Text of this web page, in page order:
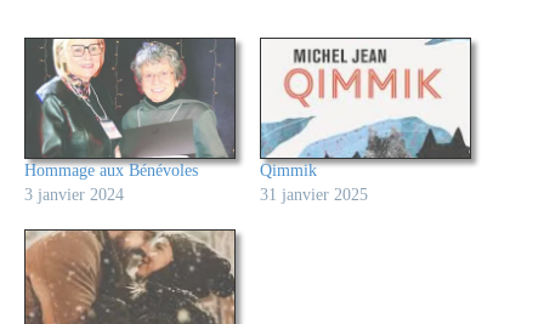
Hommage aux Bénévoles
3 janvier 2024
Qimmik
31 janvier 2025